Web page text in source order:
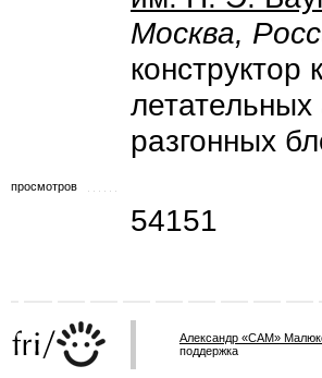
Москва,
конструктор
разгонных
просмотров
54151
Александр «САМ»
поддержка